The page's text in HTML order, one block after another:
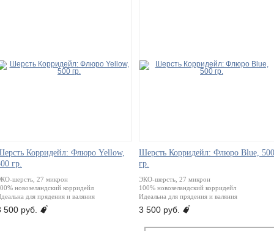
Корридейл: Флюро Yellow,
гр.
шерсть, 27 микрон
новозеландский корридейл
для прядения и валяния
500 руб. J
Шерсть Корридейл: Флюро Blue, 500
гр.
ЭКО-шерсть, 27 микрон
100% новозеландский корридейл
Идеальна для прядения и валяния
3 500 руб. J